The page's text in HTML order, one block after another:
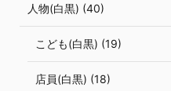
人物(白黒) (40)
こども(白黒) (19)
店員(白黒) (18)